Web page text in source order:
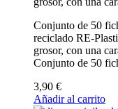
Conjunto de 50
reciclado RE-
grosor, con una
Conjunto de 50
3,90 €
Añadir al carrito